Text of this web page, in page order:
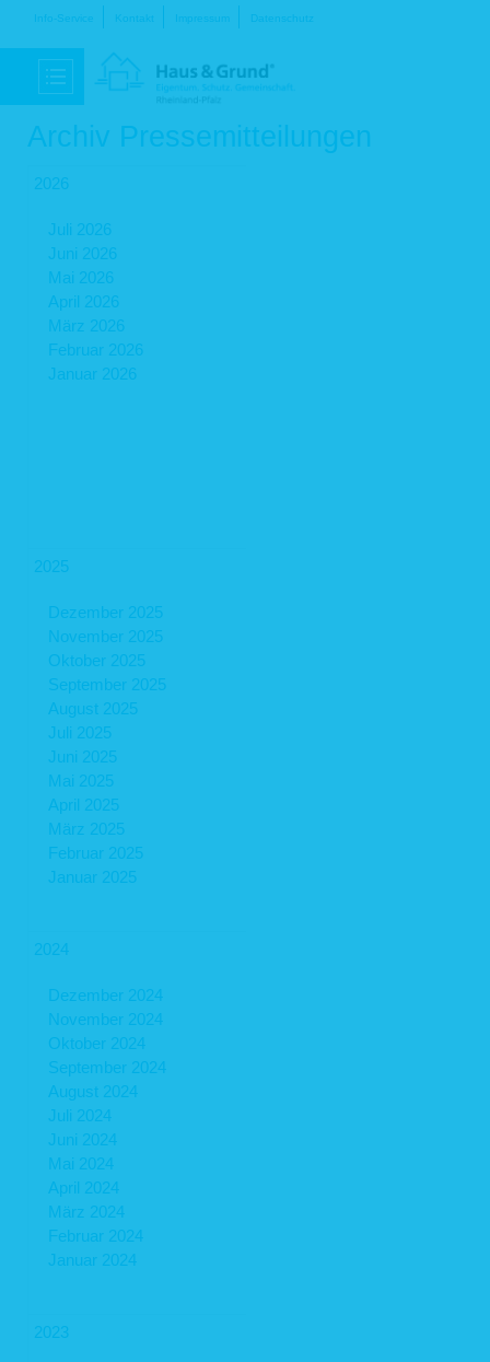
Navigation
Info-Service Kontakt Impressum Datenschutz
Archiv Pressemitteilungen
2026
Juli 2026
Juni 2026
Mai 2026
April 2026
März 2026
Februar 2026
Januar 2026
2025
Dezember 2025
November 2025
Oktober 2025
September 2025
August 2025
Juli 2025
Juni 2025
Mai 2025
April 2025
März 2025
Februar 2025
Januar 2025
2024
Dezember 2024
November 2024
Oktober 2024
September 2024
August 2024
Juli 2024
Juni 2024
Mai 2024
April 2024
März 2024
Februar 2024
Januar 2024
2023